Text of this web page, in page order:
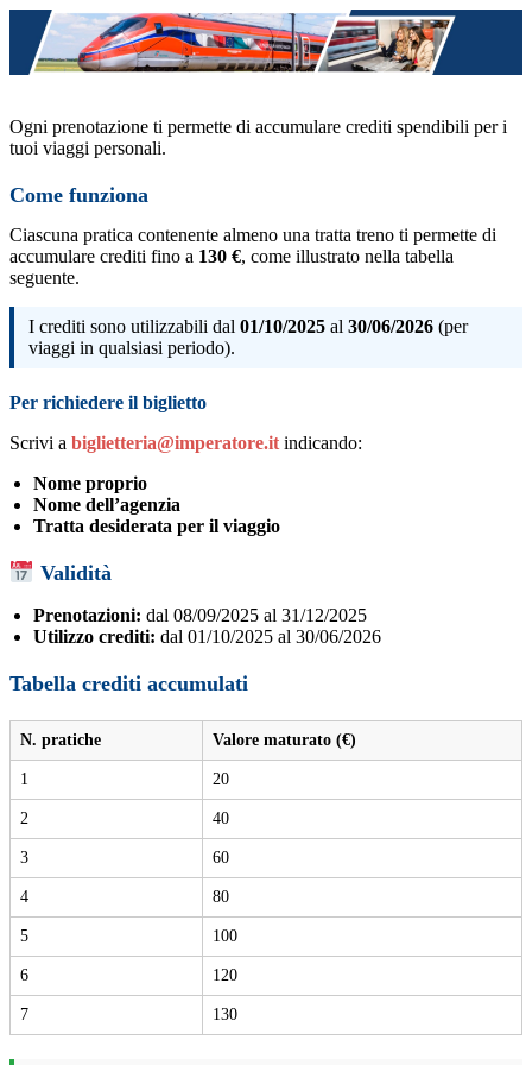
contenuto
Ogni prenotazione ti permette di accumulare crediti spendibili per i
tuoi viaggi personali.
Come funziona
Ciascuna pratica contenente almeno una tratta treno ti permette di
accumulare crediti fino a 130 €, come illustrato nella tabella
seguente.
I crediti sono utilizzabili dal 01/10/2025 al 30/06/2026 (per
viaggi in qualsiasi periodo).
Per richiedere il biglietto
Scrivi a biglietteria@imperatore.itindicando:
Nome proprio
Nome dell’agenzia
Tratta desiderata per il viaggio
Validità
Prenotazioni: dal 08/09/2025 al 31/12/2025
Utilizzo crediti: dal 01/10/2025 al 30/06/2026
Tabella crediti accumulati
N. pratiche Valore maturato (€)
1 20
2 40
3 60
4 80
5 100
6 120
7 130